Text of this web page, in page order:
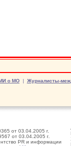
о МО| Журналисты-
от 03.04.2005 г.
от 03.04.2005 г.
PR и информации